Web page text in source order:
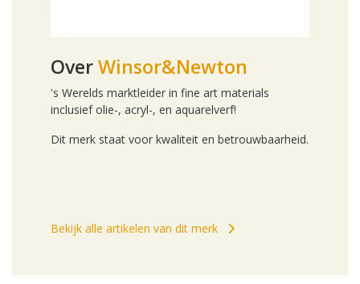
OverWinsor&Newton
's Werelds marktleider in fine art materials
inclusief olie-, acryl-, en aquarelverf!
Dit merk staat voor kwaliteit en betrouwbaarheid.
Bekijk alle artikelen van dit merk